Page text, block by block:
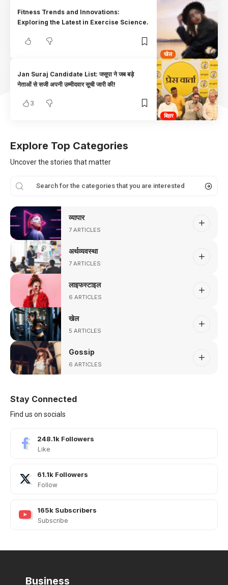
खेल
Fitness Trends and Innovations:
Exploring the Latest in Exercise Science.
बिहार
Jan Suraj Candidate List: जसूपा ने जब बड़े
नेताओं से सजी अपनी उम्मीदवार सूची जारी की!
3
Explore Top Categories
Uncover the stories that matter
व्यापार
7 ARTICLES
अर्थव्यवस्था
7 ARTICLES
लाइफस्टाइल
6 ARTICLES
खेल
5 ARTICLES
Gossip
6 ARTICLES
Stay Connected
Find us on socials
248.1k Followers
Like
61.1k Followers
Follow
165k Subscribers
Subscribe
Business